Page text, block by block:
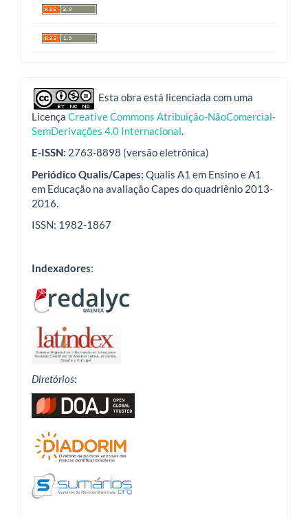
indexadoresEsta obra está licenciada com uma
Licença Creative Commons Atribuição-NãoComercial-
SemDerivações 4.0 Internacional
E-ISSN: 2763-8898 (versão eletrônica)
Periódico Qualis/Capes: Qualis A1 em Ensino e A1
em Educação na avaliação Capes do quadriênio 2013-
2016.
ISSN: 1982-1867
Indexadores:
Diretórios: